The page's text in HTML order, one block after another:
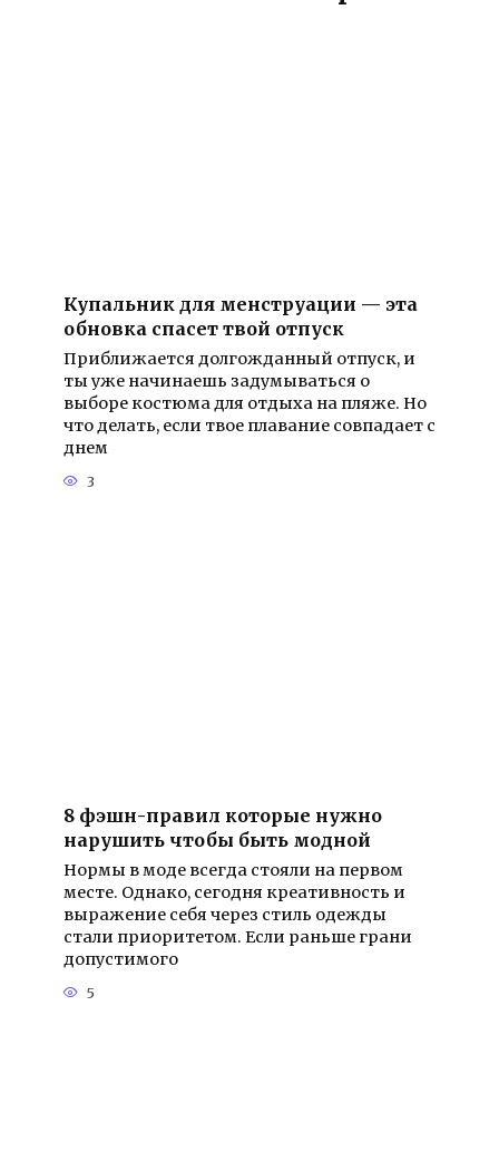
Купальник для менструации — эта
обновка спасет твой отпуск
Приближается долгожданный отпуск, и
ты уже начинаешь задумываться о
выборе костюма для отдыха на пляже. Но
что делать, если твое плавание совпадает с
днем
3
8 фэшн-правил которые нужно
нарушить чтобы быть модной
Нормы в моде всегда стояли на первом
месте. Однако, сегодня креативность и
выражение себя через стиль одежды
стали приоритетом. Если раньше грани
допустимого
5